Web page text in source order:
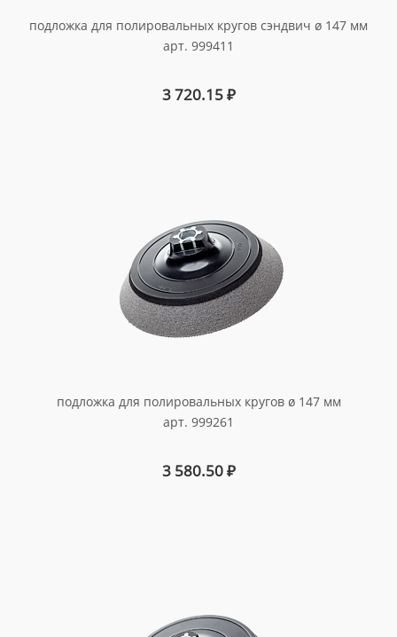
подложка для полировальных кругов сэндвич ø 147 мм
арт. 999411
3 720.15₽
подложка для полировальных кругов ø 147 мм
арт. 999261
3 580.50₽